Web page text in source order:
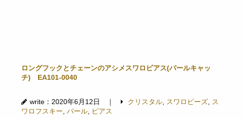
ロングフックとチェーンのアシメスワロピアス(パールキャッ
チ) EA101-0040
write：2020年6月12日 ｜ クリスタル, スワロビーズ, ス
ワロフスキー, パール, ピアス